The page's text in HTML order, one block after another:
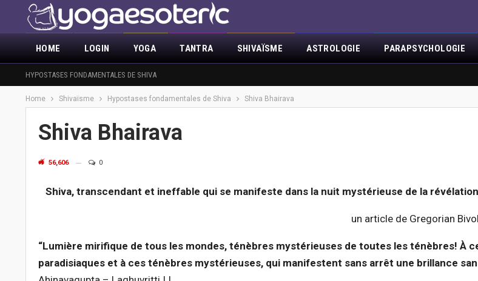
HOME
ACTUALITÉ DÉMASQUER LA MAÇONNERIE
LOGIN YOGA TANTRA SHIVAÏSME
HYPOSTASES FONDAMENTALES DE SHIVA
ASTROLOGIE PARAPSYCHOLOGIE
Home Shivaïsme Hypostases fondamentales de Shiva Shiva Bhairava
Shiva Bhairava
56,606 0
Shiva, transcendant et ineffable qui se manifeste dans la nuit mystérieuse de la
un article de Gregorian
“Lumière mirifique de tous les mondes, ténèbres mystérieuses de toutes les ténèbres! À
paradisiaques et à ces ténèbres mystérieuses, qui manifestent sans arrêt une brillance